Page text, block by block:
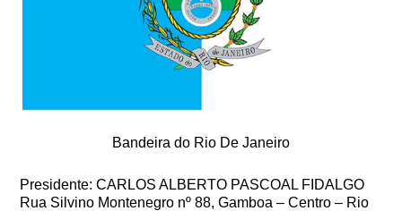
Bandeira do Rio De Janeiro
Presidente: CARLOS ALBERTO PASCOAL FIDALGO
Rua Silvino Montenegro nº 88, Gamboa – Centro – Rio